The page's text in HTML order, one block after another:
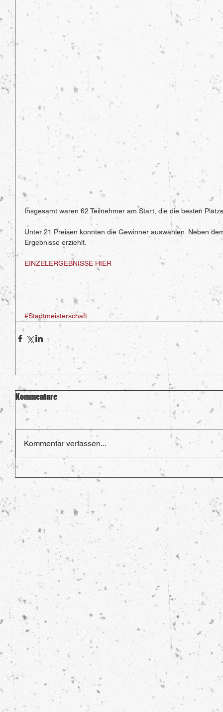
Insgesamt waren 62 Teilnehmer am Start, die die besten
Unter 21 Preisen konnten die Gewinner auswählen. Neben
Ergebnisse erziehlt.
EINZELERGEBNISSE HIER
#Stadtmeisterschaft
Kommentare
Kommentar verfassen...